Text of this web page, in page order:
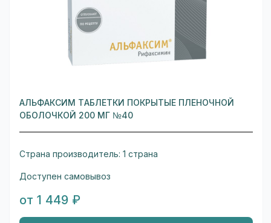
АЛЬФАКСИМ ТАБЛЕТКИ ПОКРЫТЫЕ ПЛЕНОЧНОЙ
ОБОЛОЧКОЙ 200 МГ №40
Страна производитель: 1 страна
Доступен самовывоз
от 1 449 ₽